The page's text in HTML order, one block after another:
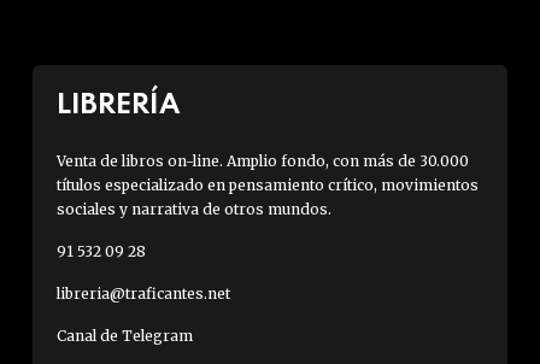
LIBRERÍA
Venta de libros on-line. Amplio fondo, con más de 30.000
títulos especializado en pensamiento crítico, movimientos
sociales y narrativa de otros mundos.
91 532 09 28
libreria@traficantes.net
Canal de Telegram